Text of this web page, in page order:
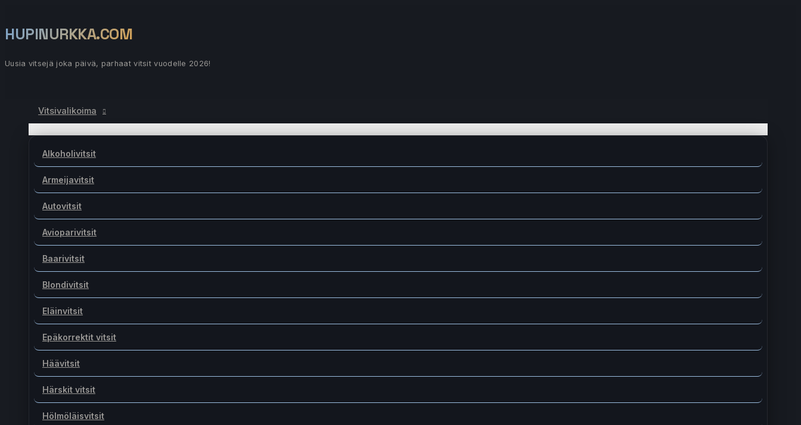
sisältöön
HUPINURKKA.COM
Uusia vitsejä joka päivä, parhaat vitsit vuodelle 2026!
Vitsivalikoima
Alkoholivitsit
Armeijavitsit
Autovitsit
Avioparivitsit
Baarivitsit
Blondivitsit
Eläinvitsit
Epäkorrektit vitsit
Häävitsit
Härskit vitsit
Hölmöläisvitsit